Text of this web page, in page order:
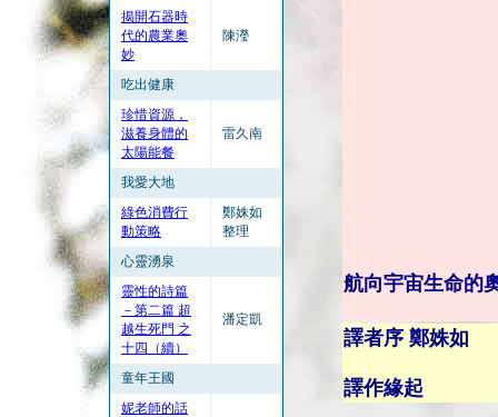
揭開石器時
代的農業奧
妙
陳瀅
吃出健康
珍惜資源，
滋養身體的
太陽能餐
雷久南
我愛大地
綠色消費行
動策略
鄭姝如
整理
心靈湧泉
靈性的詩篇
－第二篇 超
越生死門 之
十四（續）
潘定凱
童年王國
妮老師的話
航向宇宙生命的
譯者序 鄭姝如
譯作緣起